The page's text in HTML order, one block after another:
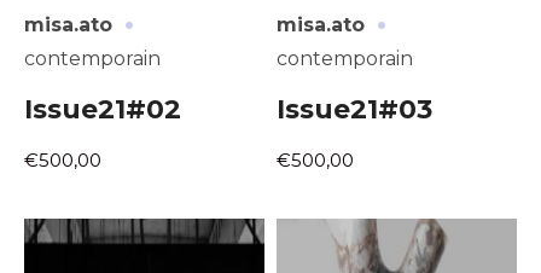
misa.ato ·
contemporain
Issue21#02
€500,00
misa.ato ·
contemporain
Issue21#03
€500,00